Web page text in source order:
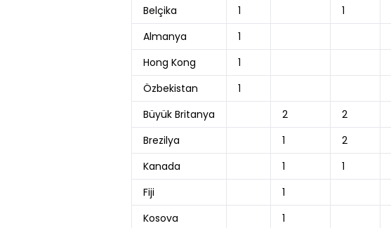
Belçika
1 1
Almanya
1
Hong Kong
1
Özbekistan
1
Büyük Britanya
2 2
Brezilya
1 2
Kanada
1 1
Fiji
1
Kosova
1